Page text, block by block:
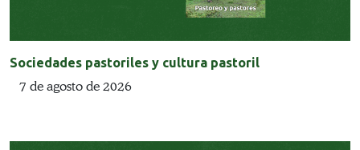
Sociedades pastoriles y cultura pastoril
7 de agosto de 2026